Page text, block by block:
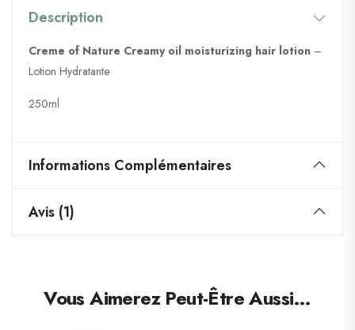
Description
Creme of Nature Creamy oil moisturizing hair lotion –
Lotion Hydratante
250ml
Informations Complémentaires
Avis (1)
Vous Aimerez Peut-Être Aussi…